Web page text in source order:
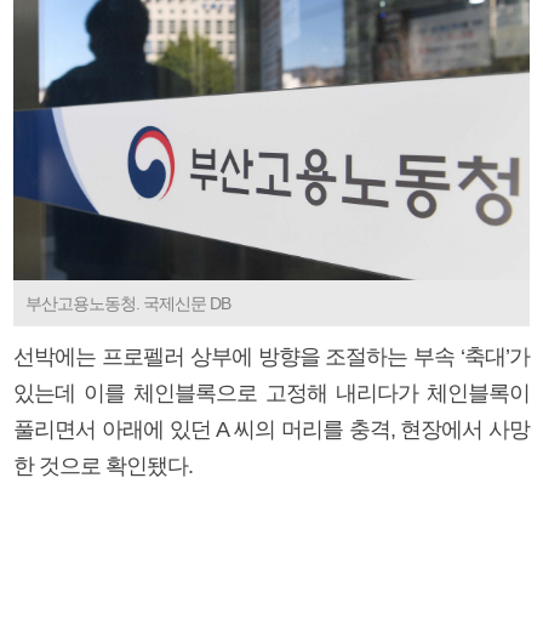
부산고용노동청. 국제신문 DB
선박에는 프로펠러 상부에 방향을 조절하는 부속 ‘축대’가
있는데 이를 체인블록으로 고정해 내리다가 체인블록이
풀리면서 아래에 있던 A 씨의 머리를 충격, 현장에서 사망
한 것으로 확인됐다.